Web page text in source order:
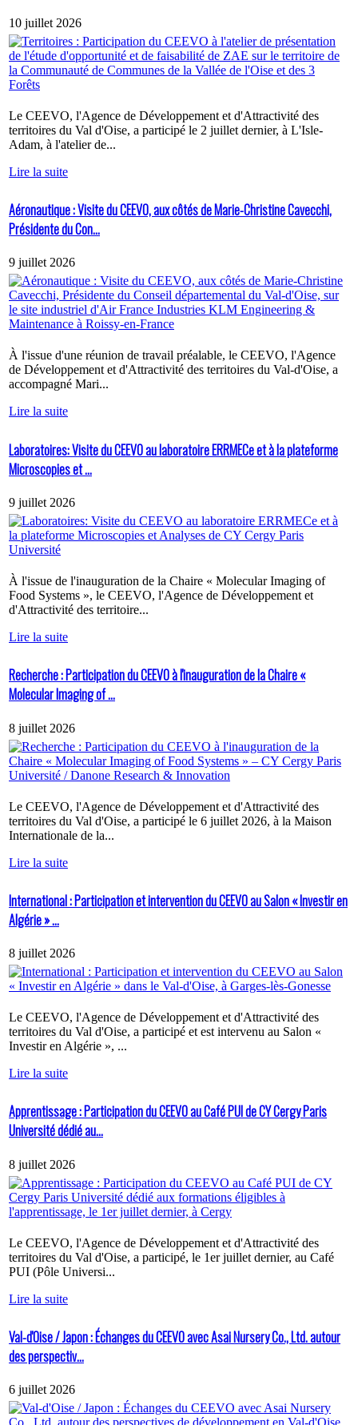
10 juillet 2026
Le CEEVO, l'Agence de Développement et d'Attractivité des
territoires du Val d'Oise, a participé le 2 juillet dernier, à L'Isle-
Adam, à l'atelier de...
Lire la suite
Aéronautique : Visite du CEEVO, aux côtés de Marie-Christine Cavecchi,
Présidente du Con...
9 juillet 2026
À l'issue d'une réunion de travail préalable, le CEEVO, l'Agence
de Développement et d'Attractivité des territoires du Val-d'Oise, a
accompagné Mari...
Lire la suite
Laboratoires: Visite du CEEVO au laboratoire ERRMECe et à la plateforme
Microscopies et ...
9 juillet 2026
À l'issue de l'inauguration de la Chaire « Molecular Imaging of
Food Systems », le CEEVO, l'Agence de Développement et
d'Attractivité des territoire...
Lire la suite
Recherche : Participation du CEEVO à l'inauguration de la Chaire «
Molecular Imaging of ...
8 juillet 2026
Le CEEVO, l'Agence de Développement et d'Attractivité des
territoires du Val d'Oise, a participé le 6 juillet 2026, à la Maison
Internationale de la...
Lire la suite
International : Participation et intervention du CEEVO au Salon « Investir en
Algérie » ...
8 juillet 2026
Le CEEVO, l'Agence de Développement et d'Attractivité des
territoires du Val d'Oise, a participé et est intervenu au Salon «
Investir en Algérie », ...
Lire la suite
Apprentissage : Participation du CEEVO au Café PUI de CY Cergy Paris
Université dédié au...
8 juillet 2026
Le CEEVO, l'Agence de Développement et d'Attractivité des
territoires du Val d'Oise, a participé, le 1er juillet dernier, au Café
PUI (Pôle Universi...
Lire la suite
Val-d'Oise / Japon : Échanges du CEEVO avec Asai Nursery Co., Ltd. autour
des perspectiv...
6 juillet 2026